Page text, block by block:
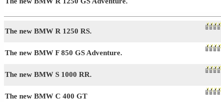
The new BMW R 1250 RS.
The new BMW F 850 GS Adventure.
The new BMW S 1000 RR.
The new BMW C 400 GT